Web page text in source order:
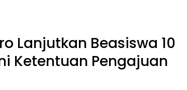
Lanjutkan Beasiswa 10
Ketentuan Pengajuan